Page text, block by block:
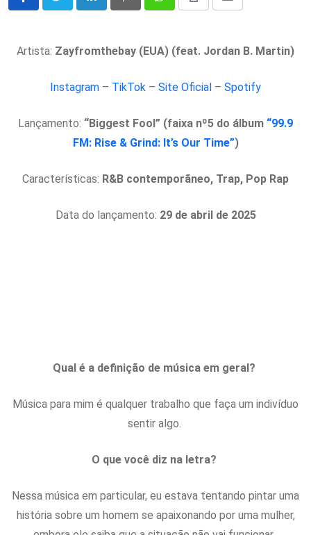
LinkedIn PinterestWhatsappPrint
Share
Email
Artista: Zayfromthebay (EUA) (feat. Jordan B. Martin)
Instagram – TikTok – Site Oficial – Spotify
Lançamento: “Biggest Fool” (faixa nº5 do álbum “99.9
FM: Rise & Grind: It’s Our Time”)
Características: R&B contemporãneo, Trap, Pop Rap
Data do lançamento: 29 de abril de 2025
Qual é a definição de música em geral?
Música para mim é qualquer trabalho que faça um indivíduo
sentir algo.
O que você diz na letra?
Nessa música em particular, eu estava tentando pintar uma
história sobre um homem se apaixonando por uma mulher,